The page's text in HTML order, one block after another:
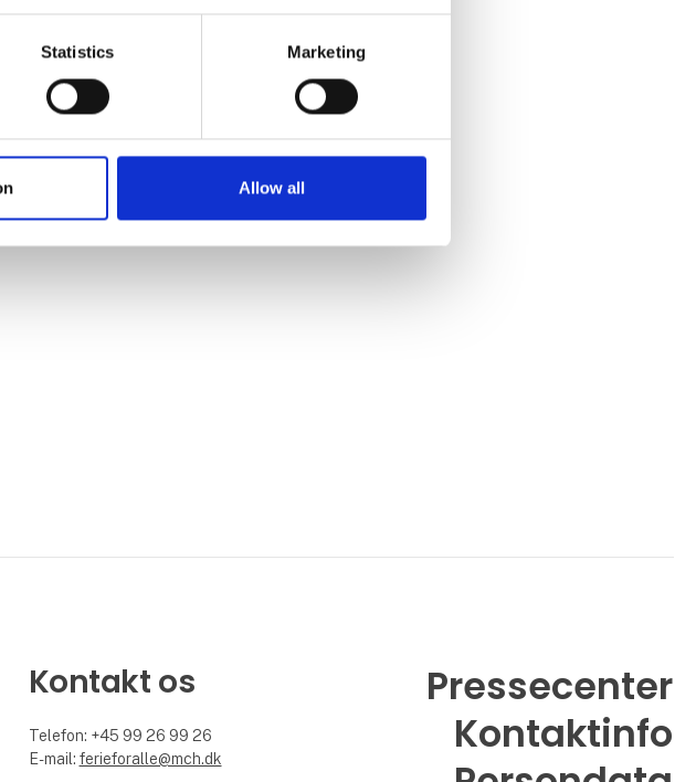
Statistics Marketing
Allow all
på viden eller vurdering fra Ferie for Alle.
Kontakt os
Telefon: +45 99 26 99 26
E-mail: ferieforalle@mch.dk
Pressecenter
Kontaktinfo